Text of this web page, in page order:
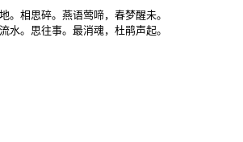
相思碎。燕语莺啼，春梦醒未。
。思往事。最消魂，杜鹃声起。